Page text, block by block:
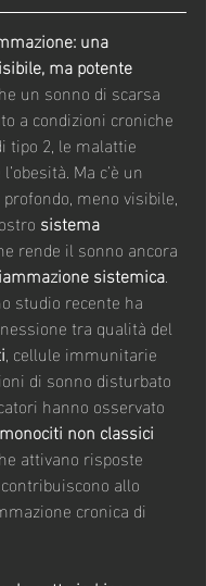
una
ma potente
un sonno di scarsa
a condizioni croniche
tipo 2, le malattie
Ma c’è un
meno visibile,
sistema
rende il sonno ancora
sistemica.
studio recente ha
tra qualità del
, cellule immunitarie
di sonno disturbato
hanno osservato
non classici
attivano risposte
allo
cronica di